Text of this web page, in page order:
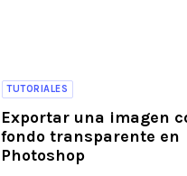
TUTORIALES
Exportar una imagen
fondo transparente en
Photoshop